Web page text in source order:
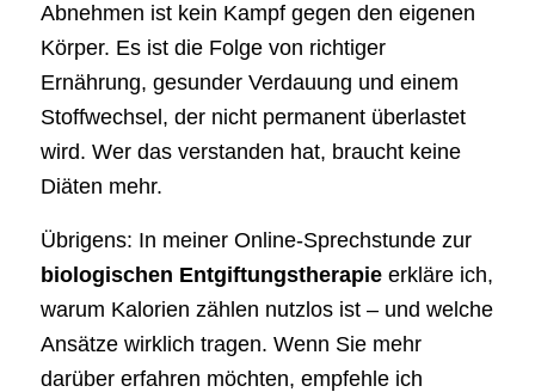
Abnehmen ist kein Kampf gegen den eigenen
Körper. Es ist die Folge von richtiger
Ernährung, gesunder Verdauung und einem
Stoffwechsel, der nicht permanent überlastet
wird. Wer das verstanden hat, braucht keine
Diäten mehr.
Übrigens: In meiner Online-Sprechstunde zur
biologischen Entgiftungstherapieerkläre ich,
warum Kalorien zählen nutzlos ist – und welche
Ansätze wirklich tragen. Wenn Sie mehr
darüber erfahren möchten, empfehle ich